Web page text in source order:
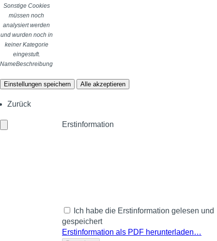
Sonstige Cookies
müssen noch
analysiert werden
und wurden noch in
keiner Kategorie
eingestuft.
NameBeschreibung
Einstellungen speichern Alle akzeptieren
Zurück
Erstinformation
Ich habe die Erstinformation gelesen und
gespeichert
Erstinformation als PDF herunterladen…